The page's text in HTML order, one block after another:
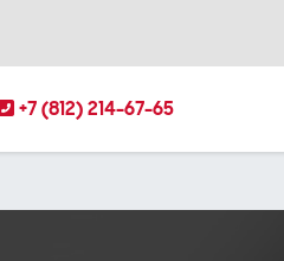
+7 (812) 214-67-65